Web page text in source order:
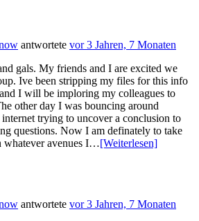
antwortete vor 3 Jahren, 7 Monaten
gals. My friends and I are excited we
Ive been stripping my files for this info
I will be imploring my colleagues to
other day I was bouncing around
trying to uncover a conclusion to
questions. Now I am definately to take
whatever avenues I…[Weiterlesen]
antwortete vor 3 Jahren, 7 Monaten